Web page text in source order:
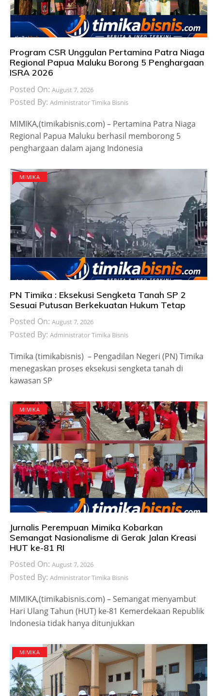
Program CSR Unggulan Pertamina Patra Niaga
Regional Papua Maluku Borong 5 Penghargaan
ISRA 2026
Posted On: August 7, 2026
Posted By: Administrator Timika Bisnis
MIMIKA,(timikabisnis.com) – Pertamina Patra Niaga
Regional Papua Maluku berhasil memborong 5
penghargaan dalam ajang Indonesia
MIMIKA
PN Timika : Eksekusi Sengketa Tanah SP 2
Sesuai Putusan Berkekuatan Hukum Tetap
Posted On: August 7, 2026
Posted By: Administrator Timika Bisnis
Timika (timikabisnis) – Pengadilan Negeri (PN) Timika
menegaskan proses eksekusi sengketa tanah di
kawasan SP
MIMIKA
Jurnalis Perempuan Mimika Kobarkan
Semangat Nasionalisme di Gerak Jalan Kreasi
HUT ke-81 RI
Posted On: August 7, 2026
Posted By: Administrator Timika Bisnis
MIMIKA,(timikabisnis.com) – Semangat menyambut
Hari Ulang Tahun (HUT) ke-81 Kemerdekaan Republik
Indonesia tidak hanya ditunjukkan
MIMIKA